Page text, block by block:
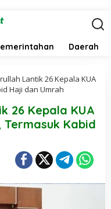
Daerah
Lantik 26 Kepala KUA
Haji dan Umrah
26 Kepala KUA
Termasuk Kabid